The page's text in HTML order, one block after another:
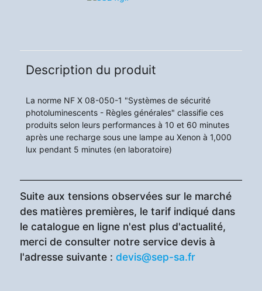
Description du produit
La norme NF X 08-050-1 "Systèmes de sécurité
photoluminescents - Règles générales" classifie ces
produits selon leurs performances à 10 et 60 minutes
après une recharge sous une lampe au Xenon à 1,000
lux pendant 5 minutes (en laboratoire)
Suite aux tensions observées sur le marché
des matières premières, le tarif indiqué dans
le catalogue en ligne n'est plus d'actualité,
merci de consulter notre service devis à
l'adresse suivante : devis@sep-sa.fr